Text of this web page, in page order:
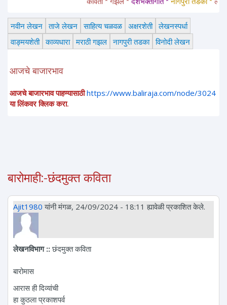
नवीन लेखन ताजे लेखन साहित्य चळवळ अक्षरशेती लेखनस्पर्धा
वाङ्मयशेती काव्यधारा मराठी गझल नागपुरी तडका विनोदी लेखन
आजचे बाजारभाव
आजचे बाजारभाव पाहण्यासाठी https://www.baliraja.com/node/3024
या लिंकवर क्लिक करा.
बारोमाही:-छंदमुक्त कविता
Ajit1980 यांनी मंगळ, 24/09/2024 - 18:11 ह्यावेळी प्रकाशित केले.
लेखनविभाग ::छंदमुक्त कविता
बारोमास
आरास ही दिव्यांची
हा कुठला प्रकाशपर्व